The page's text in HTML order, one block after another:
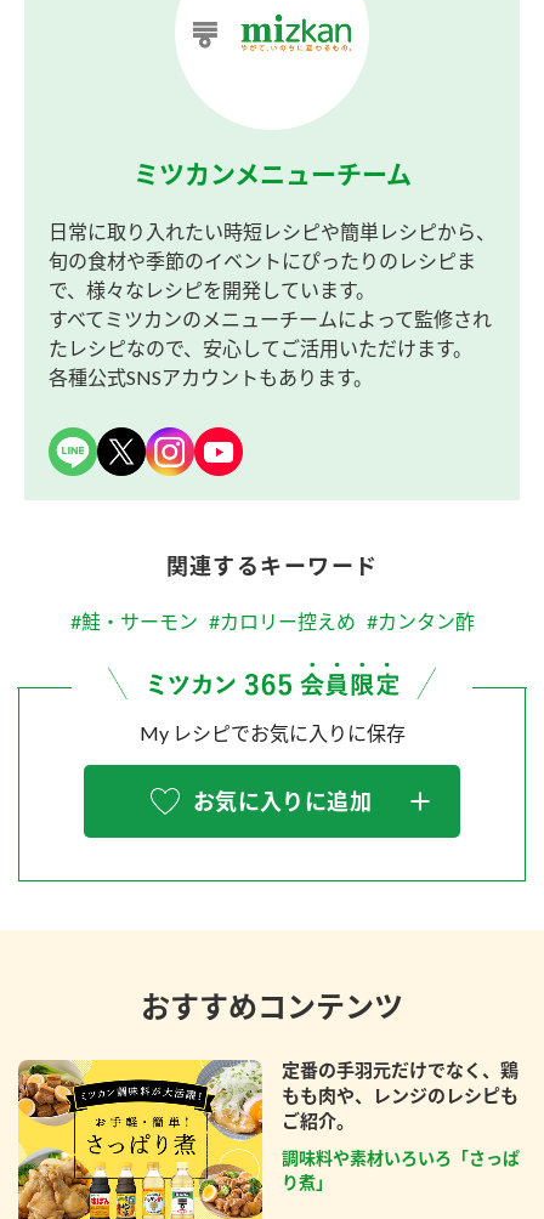
ミツカンメニューチーム
日常に取り入れたい時短レシピや簡単レシピから、
旬の食材や季節のイベントにぴったりのレシピま
で、様々なレシピを開発しています。
すべてミツカンのメニューチームによって監修され
たレシピなので、安心してご活用いただけます。
各種公式SNSアカウントもあります。
関連するキーワード
#鮭・サーモン #カロリー控えめ #カンタン酢
My レシピでお気に入りに保存
お気に入りに追加
おすすめコンテンツ
定番の手羽元だけでなく、鶏
もも肉や、レンジのレシピも
ご紹介。
調味料や素材いろいろ「さっぱ
り煮」